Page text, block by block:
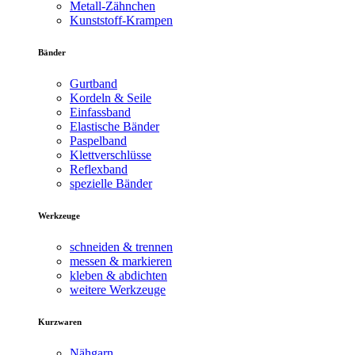
Metall-Zähnchen
Kunststoff-Krampen
Bänder
Gurtband
Kordeln & Seile
Einfassband
Elastische Bänder
Paspelband
Klettverschlüsse
Reflexband
spezielle Bänder
Werkzeuge
schneiden & trennen
messen & markieren
kleben & abdichten
weitere Werkzeuge
Kurzwaren